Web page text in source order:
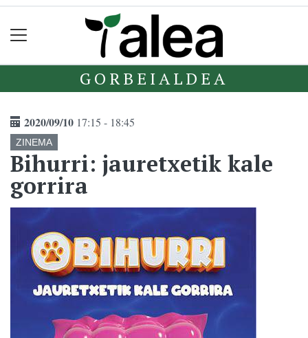
GORBEIALDEA
2020/09/10 17:15 - 18:45
ZINEMA
Bihurri: jauretxetik kale
gorrira